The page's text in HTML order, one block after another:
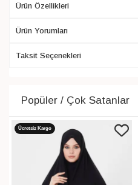
Ürün Özellikleri
Ürün Yorumları
Taksit Seçenekleri
Popüler / Çok Satanlar
Ücretsiz Kargo